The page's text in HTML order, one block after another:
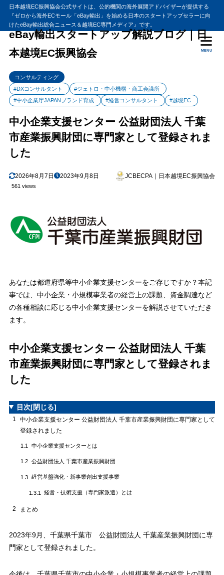
日本越境EC振興協会公式サイトは、公的機関の海外展開アドバイザーが提供する
『ゼロから海外ECモール「eBay輸出」を始める日本のスタートアップセラーに向
けたeBay輸出総合ニュース＆越境EC専門メディア』です。
eBay輸出スタートアップ解説ブログ｜日
本越境EC振興協会
MENU
コンサルティング
#DXコンサルタント
#ジェトロ・中小機構・商工会議所
#中小企業庁JAPANブランド育成
#経営コンサルタント #越境EC
中小企業支援センター 公益財団法人 千葉
市産業振興財団に専門家として登録されま
した
2026年8月7日 2023年9月8日 JCBECPA｜日本越境EC振興協会
561 views
あなたは都道府県等中小企業支援センターをご存じですか？本記
事では、中小企業・小規模事業者の経営上の課題、資金調達など
の各種相談に応じる中小企業支援センターを解説させていただき
ます。
中小企業支援センター 公益財団法人 千葉
市産業振興財団に専門家として登録されま
した
目次[閉じる]
1
中小企業支援センター 公益財団法人 千葉市産業振興財団に専門家として
登録されました
1.1 中小企業支援センターとは
1.2 公益財団法人 千葉市産業振興財団
1.3 経営基盤強化・新事業創出支援事業
1.3.1 経営・技術支援（専門家派遣）とは
2 まとめ
2023年9月、千葉県千葉市 公益財団法人 千葉産業振興財団に専
門家として登録されました。
目次
1 中小企業支援センター 公益財団法人 千葉市産業振興財団に専門
1.1 中小企業支援センターとは
1.2 公益財団法人 千葉市産業振興財団
1.3.1 経営・技術支援（専門家派遣）とは
2 まとめ